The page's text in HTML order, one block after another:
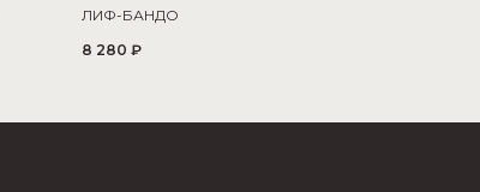
ЛИФ-БАНДО
8 280 ₽